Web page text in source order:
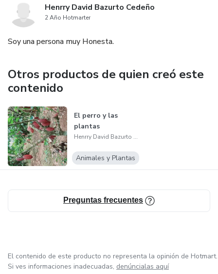
Henrry David Bazurto Cedeño
2 Año Hotmarter
Soy una persona muy Honesta.
Otros productos de quien creó este
contenido
El perro y las
plantas
Henrry David Bazurto Cedeño
Animales y Plantas
Preguntas frecuentes
El contenido de este producto no representa la opinión de Hotmart.
Si ves informaciones inadecuadas, denúncialas aquí